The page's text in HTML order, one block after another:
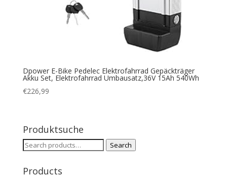
Dpower E-Bike Pedelec Elektrofahrrad Gepäckträger
Akku Set, Elektrofahrrad Umbausatz,36V 15Ah 540Wh
€226,99
Produktsuche
Search
Search
Products